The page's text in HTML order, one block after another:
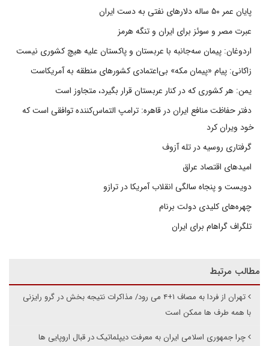
پایان عمر ۵۰ ساله دلارهای نفتی به دست ایران
عبرت مصر و سوئز برای ایران و تنگه هرمز
اردوغان: پیمان سه‌جانبه با عربستان و پاکستان علیه هیچ کشوری نیست
زاکانی: پیام «پیمان مکه» بی‌اعتمادی کشورهای منطقه به آمریکاست
یمن: هر کشوری که در کنار عربستان قرار بگیرد، متجاوز است
دفتر حفاظت منافع ایران در قاهره: ترامپ التماس‌کننده توافقی است که
خود ویران کرد
گرفتاری روسیه در تله آزوف
امیدهای اقتصاد عراق
دویست و پنجاه سالگی انقلاب آمریکا در ترازو
چهره‌های کلیدی دولت برنام
تلگراف گراهام برای ایران
مطالب مرتبط
تهران از فردا به مصاف ۱+۴ می رود/ مذاکرات نتیجه بخش در گرو رایزنی
با همه طرف ها ممکن است
چرا جمهوری اسلامی ایران به معرفت دیپلماتیک در قبال اروپایی ها